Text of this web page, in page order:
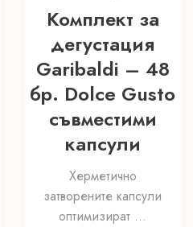
Комплект за
дегустация
Garibaldi – 48
бр. Dolce Gusto
съвместими
капсули
Херметично
затворените капсули
оптимизират ...